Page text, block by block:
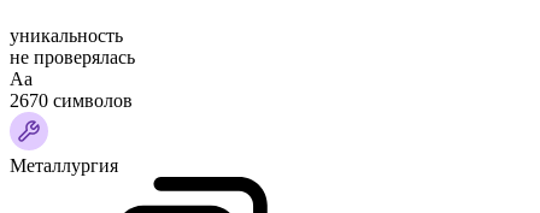
уникальность
не проверялась
Аа
2670 символов
Металлургия